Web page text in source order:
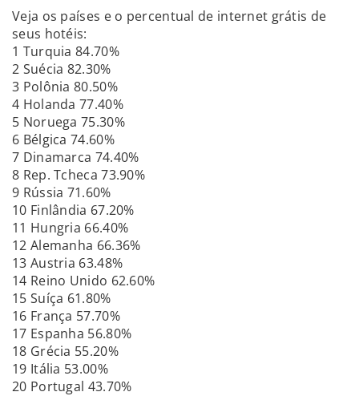
Veja os países e o percentual de internet grátis de
seus hotéis:
1 Turquia 84.70%
2 Suécia 82.30%
3 Polônia 80.50%
4 Holanda 77.40%
5 Noruega 75.30%
6 Bélgica 74.60%
7 Dinamarca 74.40%
8 Rep. Tcheca 73.90%
9 Rússia 71.60%
10 Finlândia 67.20%
11 Hungria 66.40%
12 Alemanha 66.36%
13 Austria 63.48%
14 Reino Unido 62.60%
15 Suíça 61.80%
16 França 57.70%
17 Espanha 56.80%
18 Grécia 55.20%
19 Itália 53.00%
20 Portugal 43.70%